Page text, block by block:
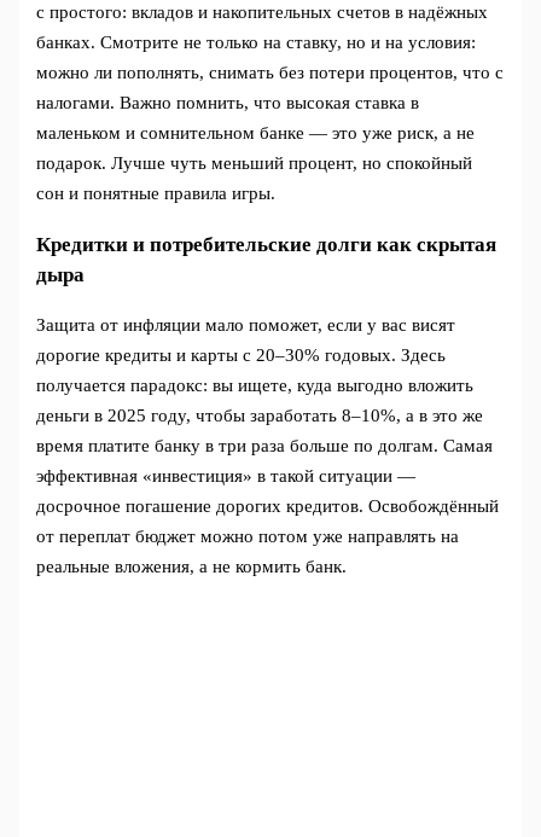
с простого: вкладов и накопительных счетов в надёжных
банках. Смотрите не только на ставку, но и на условия:
можно ли пополнять, снимать без потери процентов, что с
налогами. Важно помнить, что высокая ставка в
маленьком и сомнительном банке — это уже риск, а не
подарок. Лучше чуть меньший процент, но спокойный
сон и понятные правила игры.
Кредитки и потребительские долги как скрытая
дыра
Защита от инфляции мало поможет, если у вас висят
дорогие кредиты и карты с 20–30% годовых. Здесь
получается парадокс: вы ищете, куда выгодно вложить
деньги в 2025 году, чтобы заработать 8–10%, а в это же
время платите банку в три раза больше по долгам. Самая
эффективная «инвестиция» в такой ситуации —
досрочное погашение дорогих кредитов. Освобождённый
от переплат бюджет можно потом уже направлять на
реальные вложения, а не кормить банк.